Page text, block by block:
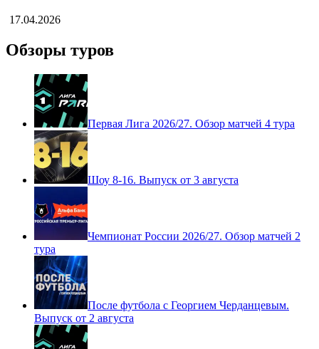
17.04.2026
Обзоры туров
Первая Лига 2026/27. Обзор матчей 4 тура
Шоу 8-16. Выпуск от 3 августа
Чемпионат России 2026/27. Обзор матчей 2
тура
После футбола с Георгием Черданцевым.
Выпуск от 2 августа